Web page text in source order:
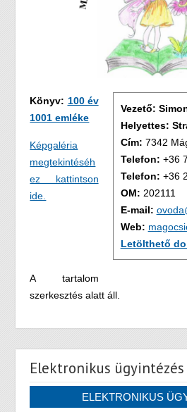
Vezető:
Helyettes:
Cím: 7342
Telefon: +36
Telefon: +36
OM: 202111
E-mail:
Web:
Letölthető
Könyv: 100 év
1001 emléke
Képgaléria
megtekintéséh
ez kattintson
ide.
A tartalom
szerkesztés alatt áll.
Elektronikus ügyintézés